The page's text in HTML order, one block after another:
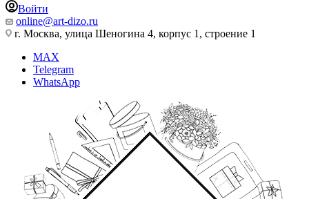
Войти
online@art-dizo.ru
г. Москва, улица Шеногина 4, корпус 1, строение 1
MAX
Telegram
WhatsApp